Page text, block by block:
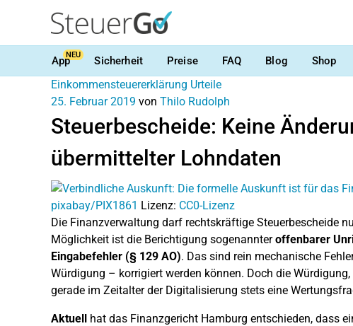
AppNEU Sicherheit Preise FAQ Blog Shop
Einkommensteuererklärung Urteile
25. Februar 2019 von Thilo Rudolph
Steuerbescheide: Keine
übermittelter Lohndaten
pixabay/PIX1861 Lizenz: CC0-Lizenz
Die Finanzverwaltung darf rechtskräftige Steuerbescheide
Möglichkeit ist die Berichtigung sogenannteroffenbarer
Eingabefehler (§ 129 AO). Das sind rein mechanische
Würdigung – korrigiert werden können. Doch die
gerade im Zeitalter der Digitalisierung stets eine
Aktuell hat das Finanzgericht Hamburg entschieden, dass